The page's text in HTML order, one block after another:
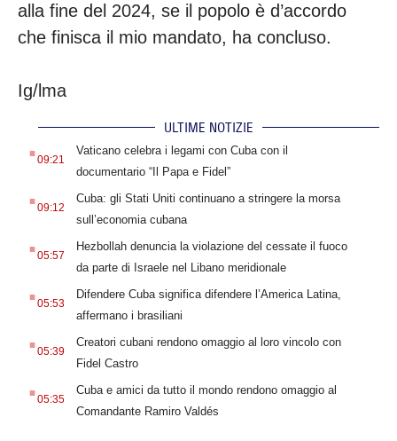
alla fine del 2024, se il popolo è d’accordo
che finisca il mio mandato, ha concluso.
Ig/lma
ULTIME NOTIZIE
.09:21
Vaticano celebra i legami con Cuba con il
documentario “Il Papa e Fidel”
.09:12
Cuba: gli Stati Uniti continuano a stringere la morsa
sull’economia cubana
.05:57
Hezbollah denuncia la violazione del cessate il fuoco
da parte di Israele nel Libano meridionale
.05:53
Difendere Cuba significa difendere l’America Latina,
affermano i brasiliani
.05:39
Creatori cubani rendono omaggio al loro vincolo con
Fidel Castro
.05:35
Cuba e amici da tutto il mondo rendono omaggio al
Comandante Ramiro Valdés